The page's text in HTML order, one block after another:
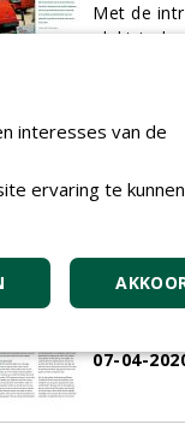
Met de
is het
weer wat
moment
rij te zetten.
schoon
Golfclub
aantal
tegen
07-04-
interesses van de
ervaring te